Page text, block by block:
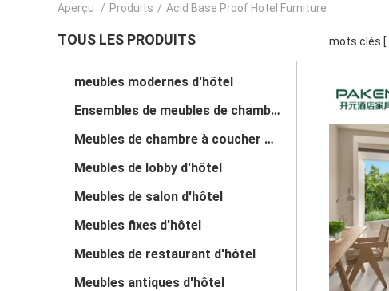
Aperçu / Produits / Acid Base Proof Hotel Furniture
TOUS LES PRODUITS
meubles modernes d'hôtel
Ensembles de meubles de chambre à coucher d'hôtel
Meubles de chambre à coucher d'hôtel de luxe
Meubles de lobby d'hôtel
Meubles de salon d'hôtel
Meubles fixes d'hôtel
Meubles de restaurant d'hôtel
Meubles antiques d'hôtel
mots clés [